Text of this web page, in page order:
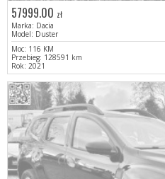
57999.00 zł
Marka: Dacia
Model: Duster
Moc: 116 KM
Przebieg: 128591 km
Rok: 2021